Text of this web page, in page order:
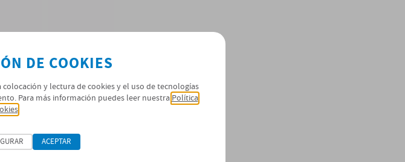
SISTEMA REFORZADO
DE COOKIES
y lectura de cookies y el uso de tecnologías
Para más información puedes leer nuestra Política
ACEPTAR